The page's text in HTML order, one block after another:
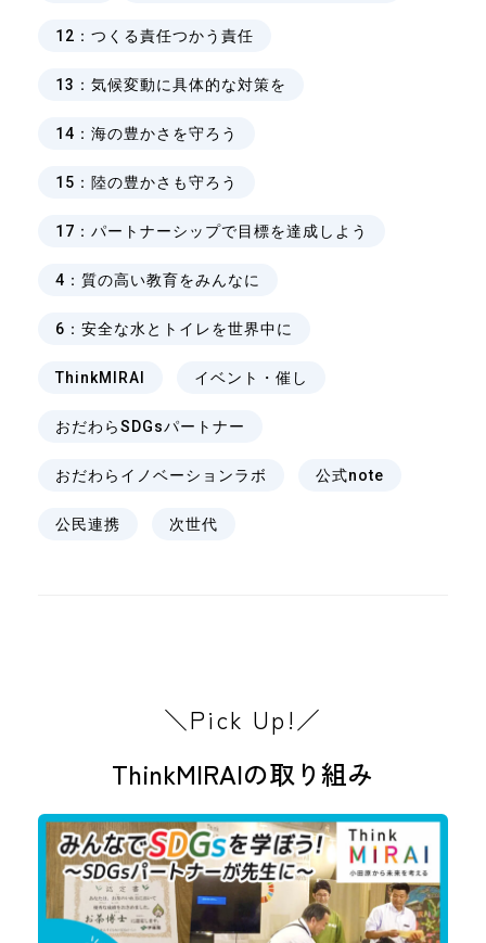
12：つくる責任つかう責任
13：気候変動に具体的な対策を
14：海の豊かさを守ろう
15：陸の豊かさも守ろう
17：パートナーシップで目標を達成しよう
4：質の高い教育をみんなに
6：安全な水とトイレを世界中に
ThinkMIRAI イベント・催し
おだわらSDGsパートナー
おだわらイノベーションラボ 公式note
公民連携 次世代
＼Pick Up!／
ThinkMIRAIの取り組み